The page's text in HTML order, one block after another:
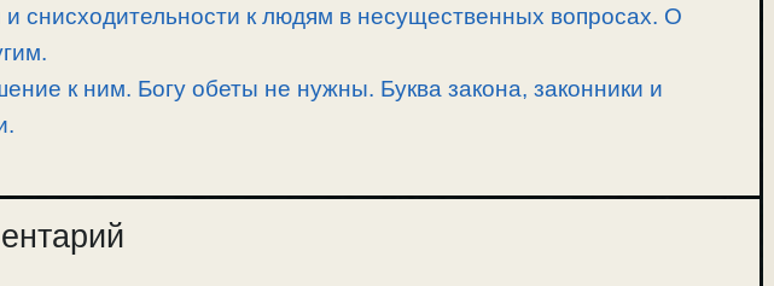
снисходительности к людям в несущественных вопросах. О
к ним. Богу обеты не нужны. Буква закона, законники и